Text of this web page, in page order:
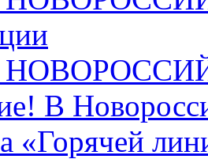
В
«Горячей